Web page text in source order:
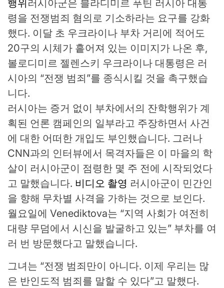
행위 러시아군은 블라디미르 푸틴 러시아 대통
령을 전쟁범죄 혐의로 기소하라는 요구를 강화
했다. 이달 초 우크라이나 부차 거리에 적어도
20구의 시체가 흩어져 있는 이미지가 나온 후,
볼로디미르 젤렌스키 우크라이나 대통령은 러
시아의 “전쟁 범죄”를 종식시킬 것을 촉구했습
니다.
러시아는 증거 없이 부차에서의 잔학행위가 계
획된 언론 캠페인의 일부라고 주장하면서 사건
에 대한 어떠한 개입도 부인했습니다. 그러나
CNN과의 인터뷰에서 목격자들은 이 마을의 학
살이 러시아군이 점령한 몇 주 전에 시작되었다
고 말했습니다. 비디오 촬영 러시아군이 민간인
을 향해 무차별 사격을 가하는 것으로 보인다.
월요일에 Venediktova는 “지역 사회가 여전히
대량 무덤에서 시신을 발굴하고 있는” 부차를 여
러 번 방문했다고 말했습니다.
그녀는 “전쟁 범죄만이 아니다. 이제 우리는 많
은 반인도적 범죄를 말할 수 있다”고 말했다.